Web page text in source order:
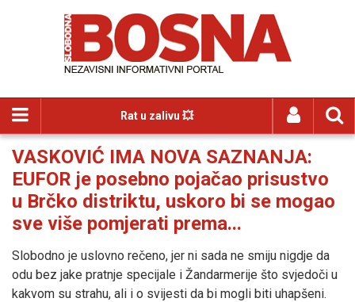
Rat u zalivu 💥
VASKOVIĆ IMA NOVA SAZNANJA:
EUFOR je posebno pojačao prisustvo
u Brčko distriktu, uskoro bi se mogao
sve više pomjerati prema...
Slobodno je uslovno rečeno, jer ni sada ne smiju nigdje da
odu bez jake pratnje specijale i Žandarmerije što svjedoči u
kakvom su strahu, ali i o svijesti da bi mogli biti uhapšeni.